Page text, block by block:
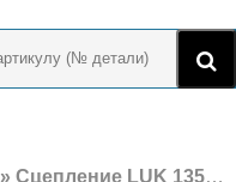
» Сцепление LUK 135021510 5150079 6278 CASE IH, NEW HOLLAND, FIAT, новый